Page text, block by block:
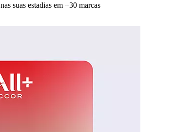
nas suas estadias em +30 marcas